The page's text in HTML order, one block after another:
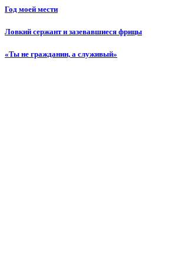
Год моей мести
Ловкий сержант и зазевавшиеся фрицы
«Ты не гражданин, а служивый»